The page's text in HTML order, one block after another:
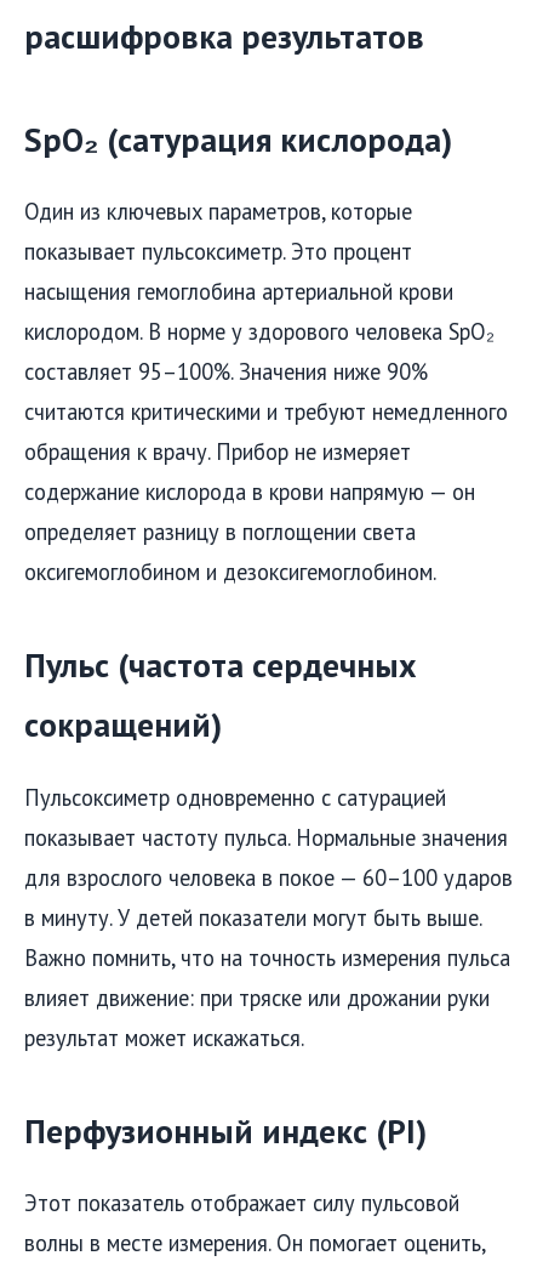
расшифровка результатов
SpO₂ (сатурация кислорода)
Один из ключевых параметров, которые
показывает пульсоксиметр. Это процент
насыщения гемоглобина артериальной крови
кислородом. В норме у здорового человека SpO₂
составляет 95–100%. Значения ниже 90%
считаются критическими и требуют немедленного
обращения к врачу. Прибор не измеряет
содержание кислорода в крови напрямую — он
определяет разницу в поглощении света
оксигемоглобином и дезоксигемоглобином.
Пульс (частота сердечных
сокращений)
Пульсоксиметр одновременно с сатурацией
показывает частоту пульса. Нормальные значения
для взрослого человека в покое — 60–100 ударов
в минуту. У детей показатели могут быть выше.
Важно помнить, что на точность измерения пульса
влияет движение: при тряске или дрожании руки
результат может искажаться.
Перфузионный индекс (PI)
Этот показатель отображает силу пульсовой
волны в месте измерения. Он помогает оценить,